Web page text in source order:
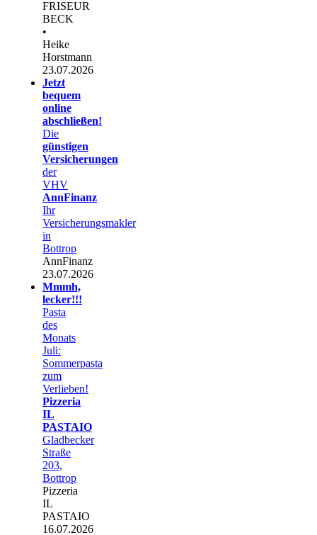
FRISEUR
BECK
•
Heike
Horstmann
23.07.2026
Jetzt
bequem
online
abschließen!
Die
günstigen
Versicherungen
der
VHV
AnnFinanz
Ihr
Versicherungsmakler
in
Bottrop
AnnFinanz
23.07.2026
Mmmh,
lecker!!!
Pasta
des
Monats
Juli:
Sommerpasta
zum
Verlieben!
Pizzeria
IL
PASTAIO
Gladbecker
Straße
203,
Bottrop
Pizzeria
IL
PASTAIO
16.07.2026